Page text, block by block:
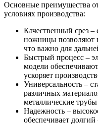
Основные преимущества
условиях производства:
Качественный срез
ножницы позволяют
что важно для
Быстрый процесс –
модели
ускоряет
Универсальность –
различных
металлические
Надежность –
обеспечивает